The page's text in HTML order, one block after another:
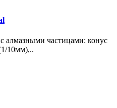
алмазными частицами: конус
10мм),..